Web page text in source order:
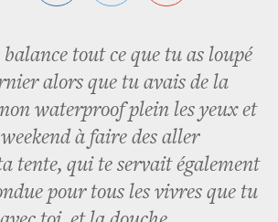
tout ce que tu as loupé
alors que tu avais de la
waterproof plein les yeux et
à faire des aller
tente, qui te servait également
pour tous les vivres que tu